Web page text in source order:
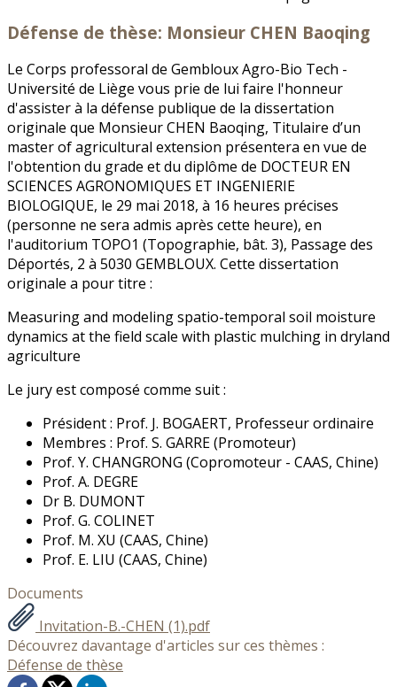
Défense de thèse: Monsieur CHEN Baoqing
Le Corps professoral de Gembloux Agro-Bio Tech -
Université de Liège vous prie de lui faire l'honneur
d'assister à la défense publique de la dissertation
originale que Monsieur CHEN Baoqing, Titulaire d’un
master of agricultural extension présentera en vue de
l'obtention du grade et du diplôme de DOCTEUR EN
SCIENCES AGRONOMIQUES ET INGENIERIE
BIOLOGIQUE, le 29 mai 2018, à 16 heures précises
(personne ne sera admis après cette heure), en
l'auditorium TOPO1 (Topographie, bât. 3), Passage des
Déportés, 2 à 5030 GEMBLOUX. Cette dissertation
originale a pour titre :
Measuring and modeling spatio-temporal soil moisture
dynamics at the field scale with plastic mulching in dryland
agriculture
Le jury est composé comme suit :
Président : Prof. J. BOGAERT, Professeur ordinaire
Membres : Prof. S. GARRE (Promoteur)
Prof. Y. CHANGRONG (Copromoteur - CAAS, Chine)
Prof. A. DEGRE
Dr B. DUMONT
Prof. G. COLINET
Prof. M. XU (CAAS, Chine)
Prof. E. LIU (CAAS, Chine)
Documents
Invitation-B.-CHEN (1).pdf
Découvrez davantage d'articles sur ces thèmes :
Défense de thèse